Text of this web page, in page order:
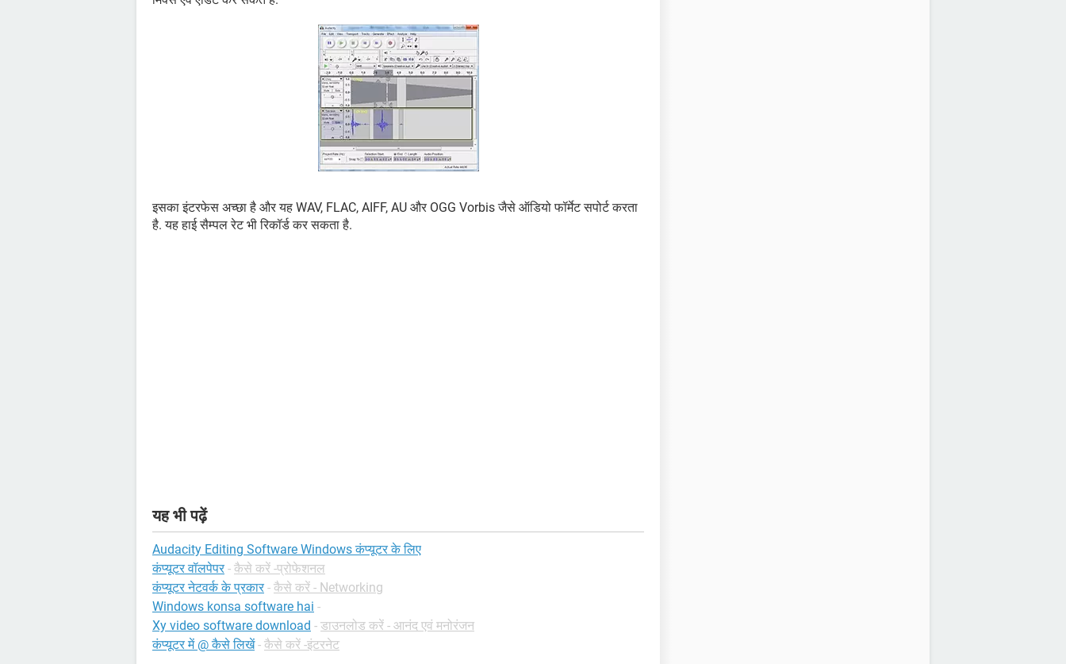
इसका इंटरफेस अच्छा है और यह WAV, FLAC, AIFF, AU और OGG Vorbis जैसे ऑडियो फॉर्मेट सपोर्ट करता
है. यह हाई सैम्पल रेट भी रिकॉर्ड कर सकता है.
यह भी पढ़ें
Audacity Editing Software Windows कंप्यूटर के लिए
कंप्यूटर वॉलपेपर - कैसे करें -प्रोफेशनल
कंप्यूटर नेटवर्क के प्रकार - कैसे करें - Networking
Windows konsa software hai -
Xy video software download - डाउनलोड करें - आनंद एवं मनोरंजन
कंप्यूटर में @ कैसे लिखें - कैसे करें -इंटरनेट